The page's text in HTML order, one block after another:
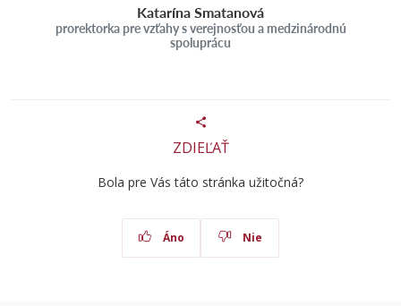
Katarína Smatanová
prorektorka pre vzťahy s verejnosťou a medzinárodnú
spoluprácu
ZDIEĽAŤ
Bola pre Vás táto stránka užitočná?
Áno Nie